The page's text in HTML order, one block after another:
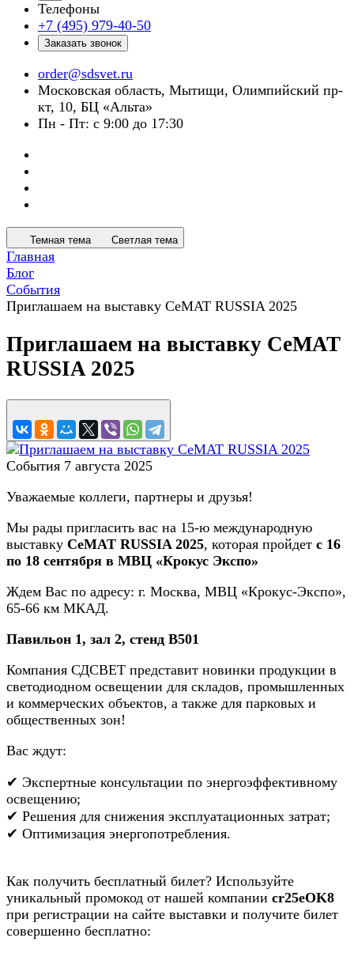
Телефоны
+7 (495) 979-40-50
Заказать звонок
order@sdsvet.ru
Московская область, Мытищи, Олимпийский пр-
кт, 10, БЦ «Альта»
Пн - Пт: с 9:00 до 17:30
Темная тема Светлая тема
Главная
Блог
События
Приглашаем на выставку CeMAT RUSSIA 2025
Приглашаем на выставку CeMAT
RUSSIA 2025
События 7 августа 2025
Уважаемые коллеги, партнеры и друзья!
Мы рады пригласить вас на 15-ю международную
выставку CeMAT RUSSIA 2025, которая пройдет с 16
по 18 сентября в МВЦ «Крокус Экспо»
Ждем Вас по адресу: г. Москва, МВЦ «Крокус-Экспо»,
65-66 км МКАД.
Павильон 1, зал 2, стенд B501
Компания СДСВЕТ представит новинки продукции в
светодиодном освещении для складов, промышленных
и коммерческих объектов, а также для парковых и
общественных зон!
Вас ждут:
✔ Экспертные консультации по энергоэффективному
освещению;
✔ Решения для снижения эксплуатационных затрат;
✔ Оптимизация энергопотребления.
Как получить бесплатный билет? Используйте
уникальный промокод от нашей компании cr25eOK8
при регистрации на сайте выставки и получите билет
совершенно бесплатно: